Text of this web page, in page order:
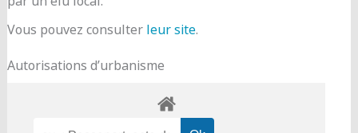
Vous pouvez consulter leur site.
Autorisations d’urbanisme